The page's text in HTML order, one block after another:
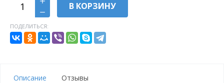
В КОРЗИНУ
ПОДЕЛИТЬСЯ:
Описание Отзывы